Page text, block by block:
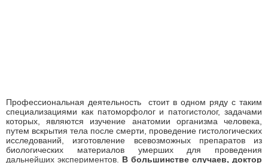
Профессиональная деятельность стоит в одном ряду с таким
специализациями как патоморфолог и патогистолог, задачами
которых, являются изучение анатомии организма человека,
путем вскрытия тела после смерти, проведение гистологических
исследований, изготовление всевозможных препаратов из
биологических материалов умерших для проведения
дальнейших экспериментов. В большинстве случаев, доктор